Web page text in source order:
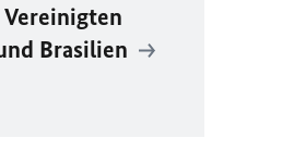
Brasilien